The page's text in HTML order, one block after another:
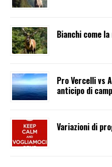
Bianchi come
Pro Vercelli vs
anticipo di
Variazioni di